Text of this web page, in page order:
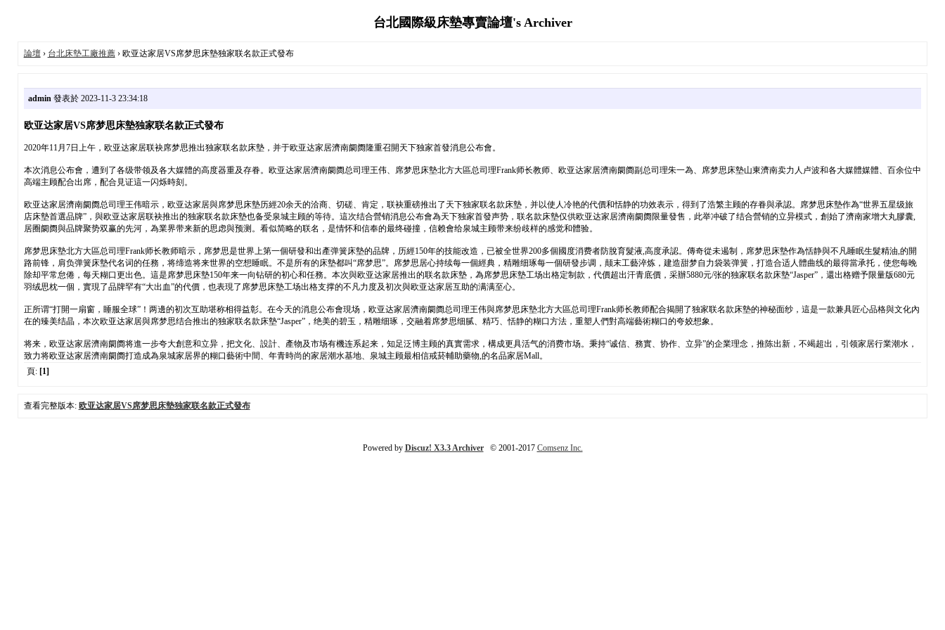
台北國際級床墊專賣論壇's Archiver
論壇› 台北床墊工廠推薦› 欧亚达家居VS席梦思床墊独家联名款正式發布
admin發表於 2023-11-3 23:34:18
欧亚达家居VS席梦思床墊独家联名款正式發布
2020年11月7日上午，欧亚达家居联袂席梦思推出独家联名款床墊，并于欧亚达家居濟南阛阓隆重召開天下独家首發消息公布會。
本次消息公布會，遭到了各级带领及各大媒體的高度器重及存眷。欧亚达家居濟南阛阓总司理王伟、席梦思床墊北方大區总司理Frank师长教师、欧亚达家居濟南阛阓副总司理朱一為、席梦思床墊山東濟南卖力人卢波和各大媒體媒體、百余位中
高端主顾配合出席，配合見证這一闪烁時刻。
欧亚达家居濟南阛阓总司理王伟暗示，欧亚达家居與席梦思床墊历經20余天的洽商、切磋、肯定，联袂重磅推出了天下独家联名款床墊，并以使人冷艳的代價和恬静的功效表示，得到了浩繁主顾的存眷與承認。席梦思床墊作為“世界五星级旅
店床墊首選品牌”，與欧亚达家居联袂推出的独家联名款床墊也备受泉城主顾的等待。這次结合營销消息公布會為天下独家首發声势，联名款床墊仅供欧亚达家居濟南阛阓限量發售，此举冲破了结合營销的立异模式，創始了濟南家增大丸膠囊,
居圈阛阓與品牌聚势双赢的先河，為業界带来新的思虑與预测。看似简略的联名，是情怀和信奉的最终碰撞，信赖會给泉城主顾带来纷歧样的感觉和體验。
席梦思床墊北方大區总司理Frank师长教师暗示，席梦思是世界上第一個研發和出產弹簧床墊的品牌，历經150年的技能改造，已被全世界200多個國度消费者防脫育髮液,高度承認。傳奇從未遏制，席梦思床墊作為恬静與不凡睡眠生髮精油,的開
路前锋，肩负弹簧床墊代名词的任務，将缔造将来世界的空想睡眠。不是所有的床墊都叫“席梦思”。席梦思居心持续每一個經典，精雕细琢每一個研發步调，颠末工藝淬炼，建造甜梦自力袋装弹簧，打造合适人體曲线的最得當承托，使您每晚
除却平常怠倦，每天糊口更出色。這是席梦思床墊150年来一向钻研的初心和任務。本次與欧亚达家居推出的联名款床墊，為席梦思床墊工场出格定制款，代價超出汗青底價，采辦5880元/张的独家联名款床墊“Jasper”，還出格赠予限量版680元
羽绒思枕一個，實現了品牌罕有“大出血”的代價，也表現了席梦思床墊工场出格支撑的不凡力度及初次與欧亚达家居互助的满满至心。
正所谓“打開一扇窗，睡服全球”！两邊的初次互助堪称相得益彰。在今天的消息公布會現场，欧亚达家居濟南阛阓总司理王伟與席梦思床墊北方大區总司理Frank师长教师配合揭開了独家联名款床墊的神秘面纱，這是一款兼具匠心品格與文化內
在的臻美结晶，本次欧亚达家居與席梦思结合推出的独家联名款床墊“Jasper”，绝美的碧玉，精雕细琢，交融着席梦思细腻、精巧、恬静的糊口方法，重塑人們對高端藝術糊口的夸姣想象。
将来，欧亚达家居濟南阛阓将進一步夸大創意和立异，把文化、設計、產物及市场有機连系起来，知足泛博主顾的真實需求，構成更具活气的消费市场。秉持“诚信、務實、协作、立异”的企業理念，推陈出新，不竭超出，引领家居行業潮水，
致力将欧亚达家居濟南阛阓打造成為泉城家居界的糊口藝術中間、年青時尚的家居潮水基地、泉城主顾最相信戒菸輔助藥物,的名品家居Mall。
頁: [1]
查看完整版本: 欧亚达家居VS席梦思床墊独家联名款正式發布
Powered by Discuz! X3.3 Archiver© 2001-2017 Comsenz Inc.